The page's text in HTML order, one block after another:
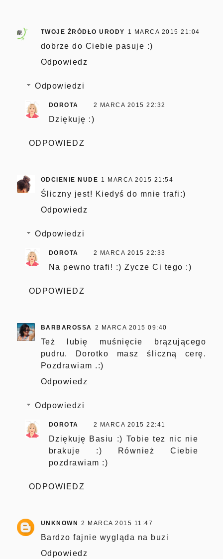
TWOJE ŹRÓDŁO URODY 1 MARCA 2015 21:04
dobrze do Ciebie pasuje :)
Odpowiedz
Odpowiedzi
DOROTA 2 MARCA 2015 22:32
Dziękuję :)
ODPOWIEDZ
ODCIENIE NUDE 1 MARCA 2015 21:54
Śliczny jest! Kiedyś do mnie trafi:)
Odpowiedz
Odpowiedzi
DOROTA 2 MARCA 2015 22:33
Na pewno trafi! :) Zycze Ci tego :)
ODPOWIEDZ
BARBAROSSA 2 MARCA 2015 09:40
Też lubię muśnięcie brązującego
pudru. Dorotko masz śliczną cerę.
Pozdrawiam .:)
Odpowiedz
Odpowiedzi
DOROTA 2 MARCA 2015 22:41
Dziękuję Basiu :) Tobie tez nic nie
brakuje :) Również Ciebie
pozdrawiam :)
ODPOWIEDZ
UNKNOWN 2 MARCA 2015 11:47
Bardzo fajnie wygląda na buzi
Odpowiedz